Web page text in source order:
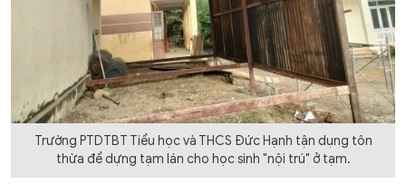
Trường PTDTBT Tiểu học và THCS Đức Hạnh tận dụng tôn
thừa để dựng tạm lán cho học sinh "nội trú" ở tạm.